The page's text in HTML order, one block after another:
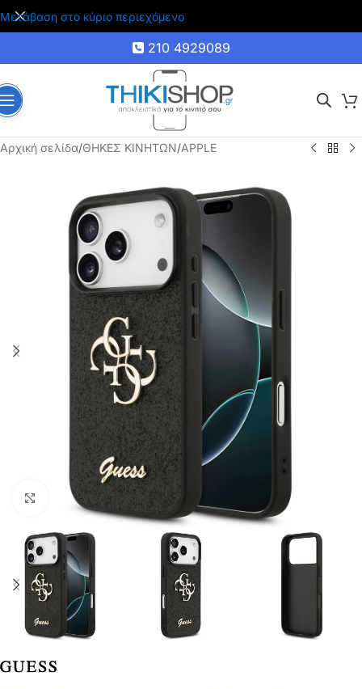
Μετάβαση στο κύριο περιεχόμενο
🚚 Δωρεάν μεταφορικά για αγορές άνω των 35€
210 4929089
Αρχική σελίδα/ΘΗΚΕΣ ΚΙΝΗΤΩΝ/APPLE
Click to enlarge